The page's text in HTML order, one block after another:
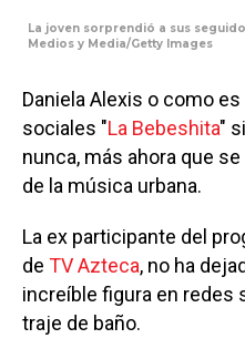
La joven sorprendió a sus
Medios y Media/Getty Images
Daniela Alexis o como
sociales "La Bebeshita"
nunca, más ahora que
de la música urbana.
La ex participante del
de TV Azteca, no ha
increíble figura en redes
traje de baño.